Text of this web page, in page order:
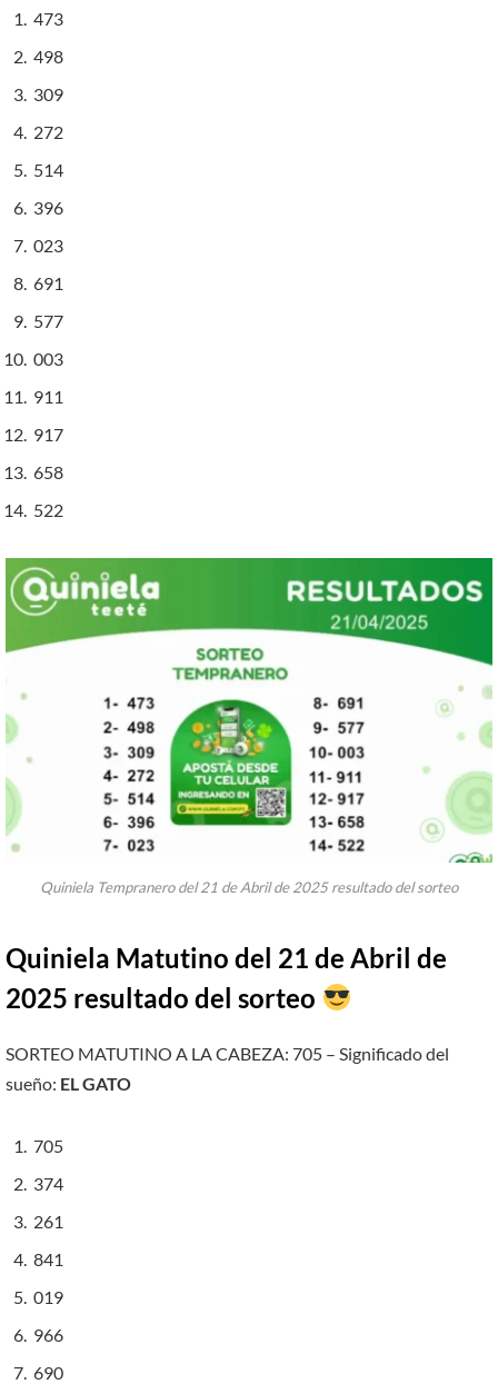
473
498
309
272
514
396
023
691
577
003
911
917
658
522
Quiniela Tempranero del 21 de Abril de 2025 resultado del sorteo
Quiniela Matutino del 21 de Abril de
2025 resultado del sorteo
SORTEO MATUTINO A LA CABEZA: 705 – Significado del
sueño: EL GATO
705
374
261
841
019
966
690